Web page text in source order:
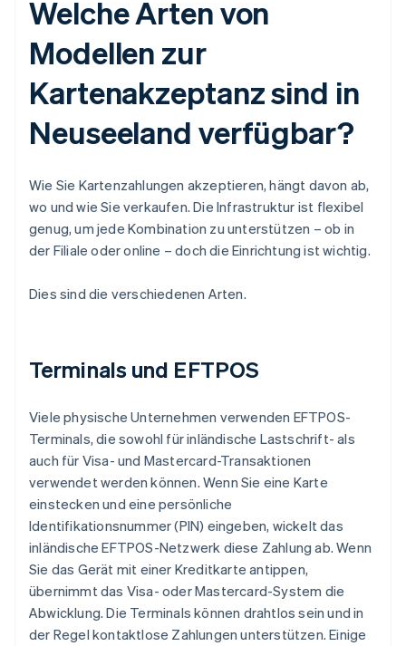
Welche Arten von
Modellen zur
Kartenakzeptanz sind in
Neuseeland verfügbar?
Wie Sie Kartenzahlungen akzeptieren, hängt davon ab,
wo und wie Sie verkaufen. Die Infrastruktur ist flexibel
genug, um jede Kombination zu unterstützen – ob in
der Filiale oder online – doch die Einrichtung ist wichtig.
Dies sind die verschiedenen Arten.
Terminals und EFTPOS
Viele physische Unternehmen verwenden EFTPOS-
Terminals, die sowohl für inländische Lastschrift- als
auch für Visa- und Mastercard-Transaktionen
verwendet werden können. Wenn Sie eine Karte
einstecken und eine persönliche
Identifikationsnummer (PIN) eingeben, wickelt das
inländische EFTPOS-Netzwerk diese Zahlung ab. Wenn
Sie das Gerät mit einer Kreditkarte antippen,
übernimmt das Visa- oder Mastercard-System die
Abwicklung. Die Terminals können drahtlos sein und in
der Regel kontaktlose Zahlungen unterstützen. Einige